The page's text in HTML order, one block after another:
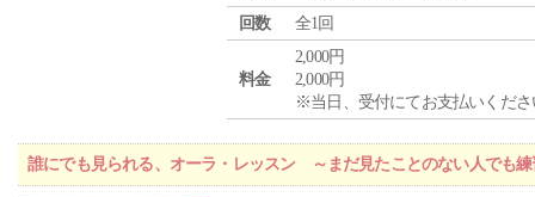
回数
全1回
料金
2,000円
2,000円
※当日、受付にてお支払いくださ
誰にでも見られる、オーラ・レッスン ～まだ見たことのない人でも